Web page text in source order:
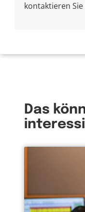
kontaktieren
Das